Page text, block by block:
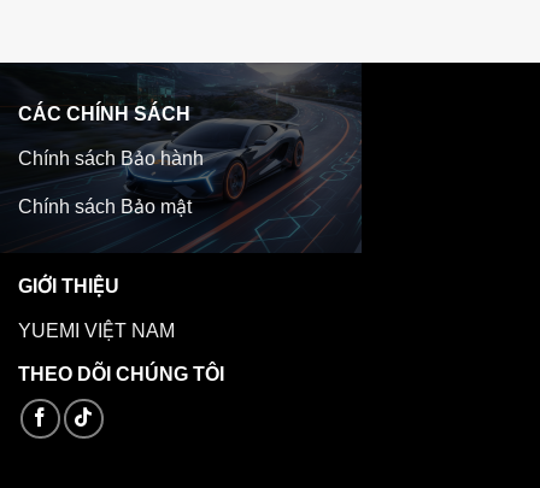
CÁC CHÍNH SÁCH
Chính sách Bảo hành
Chính sách Bảo mật
GIỚI THIỆU
YUEMI VIỆT NAM
THEO DÕI CHÚNG TÔI